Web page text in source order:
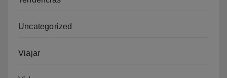
Uncategorized
Viajar